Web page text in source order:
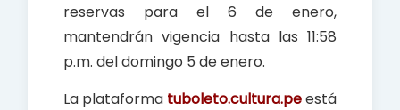
reservas para el 6 de enero,
mantendrán vigencia hasta las 11:58
p.m. del domingo 5 de enero.
La plataforma tuboleto.cultura.peestá